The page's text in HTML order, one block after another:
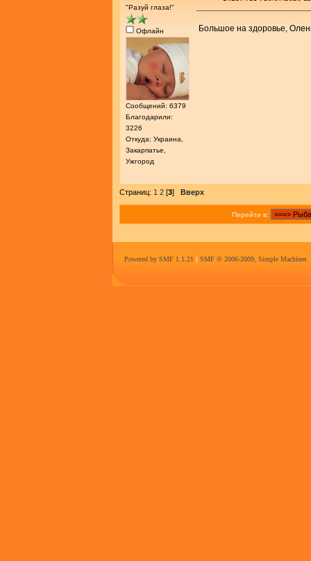
"Разуй глаза!"
Офлайн
Сообщений: 6379
Благодарили:
3226
Откуда: Украина,
Закарпатье,
Ужгород
Большое на здоровье,
Страниц: 1 2 [3] Вверх
Перейти в:
Powered by SMF 1.1.21 | SMF © 2006-2009, Simple Machines